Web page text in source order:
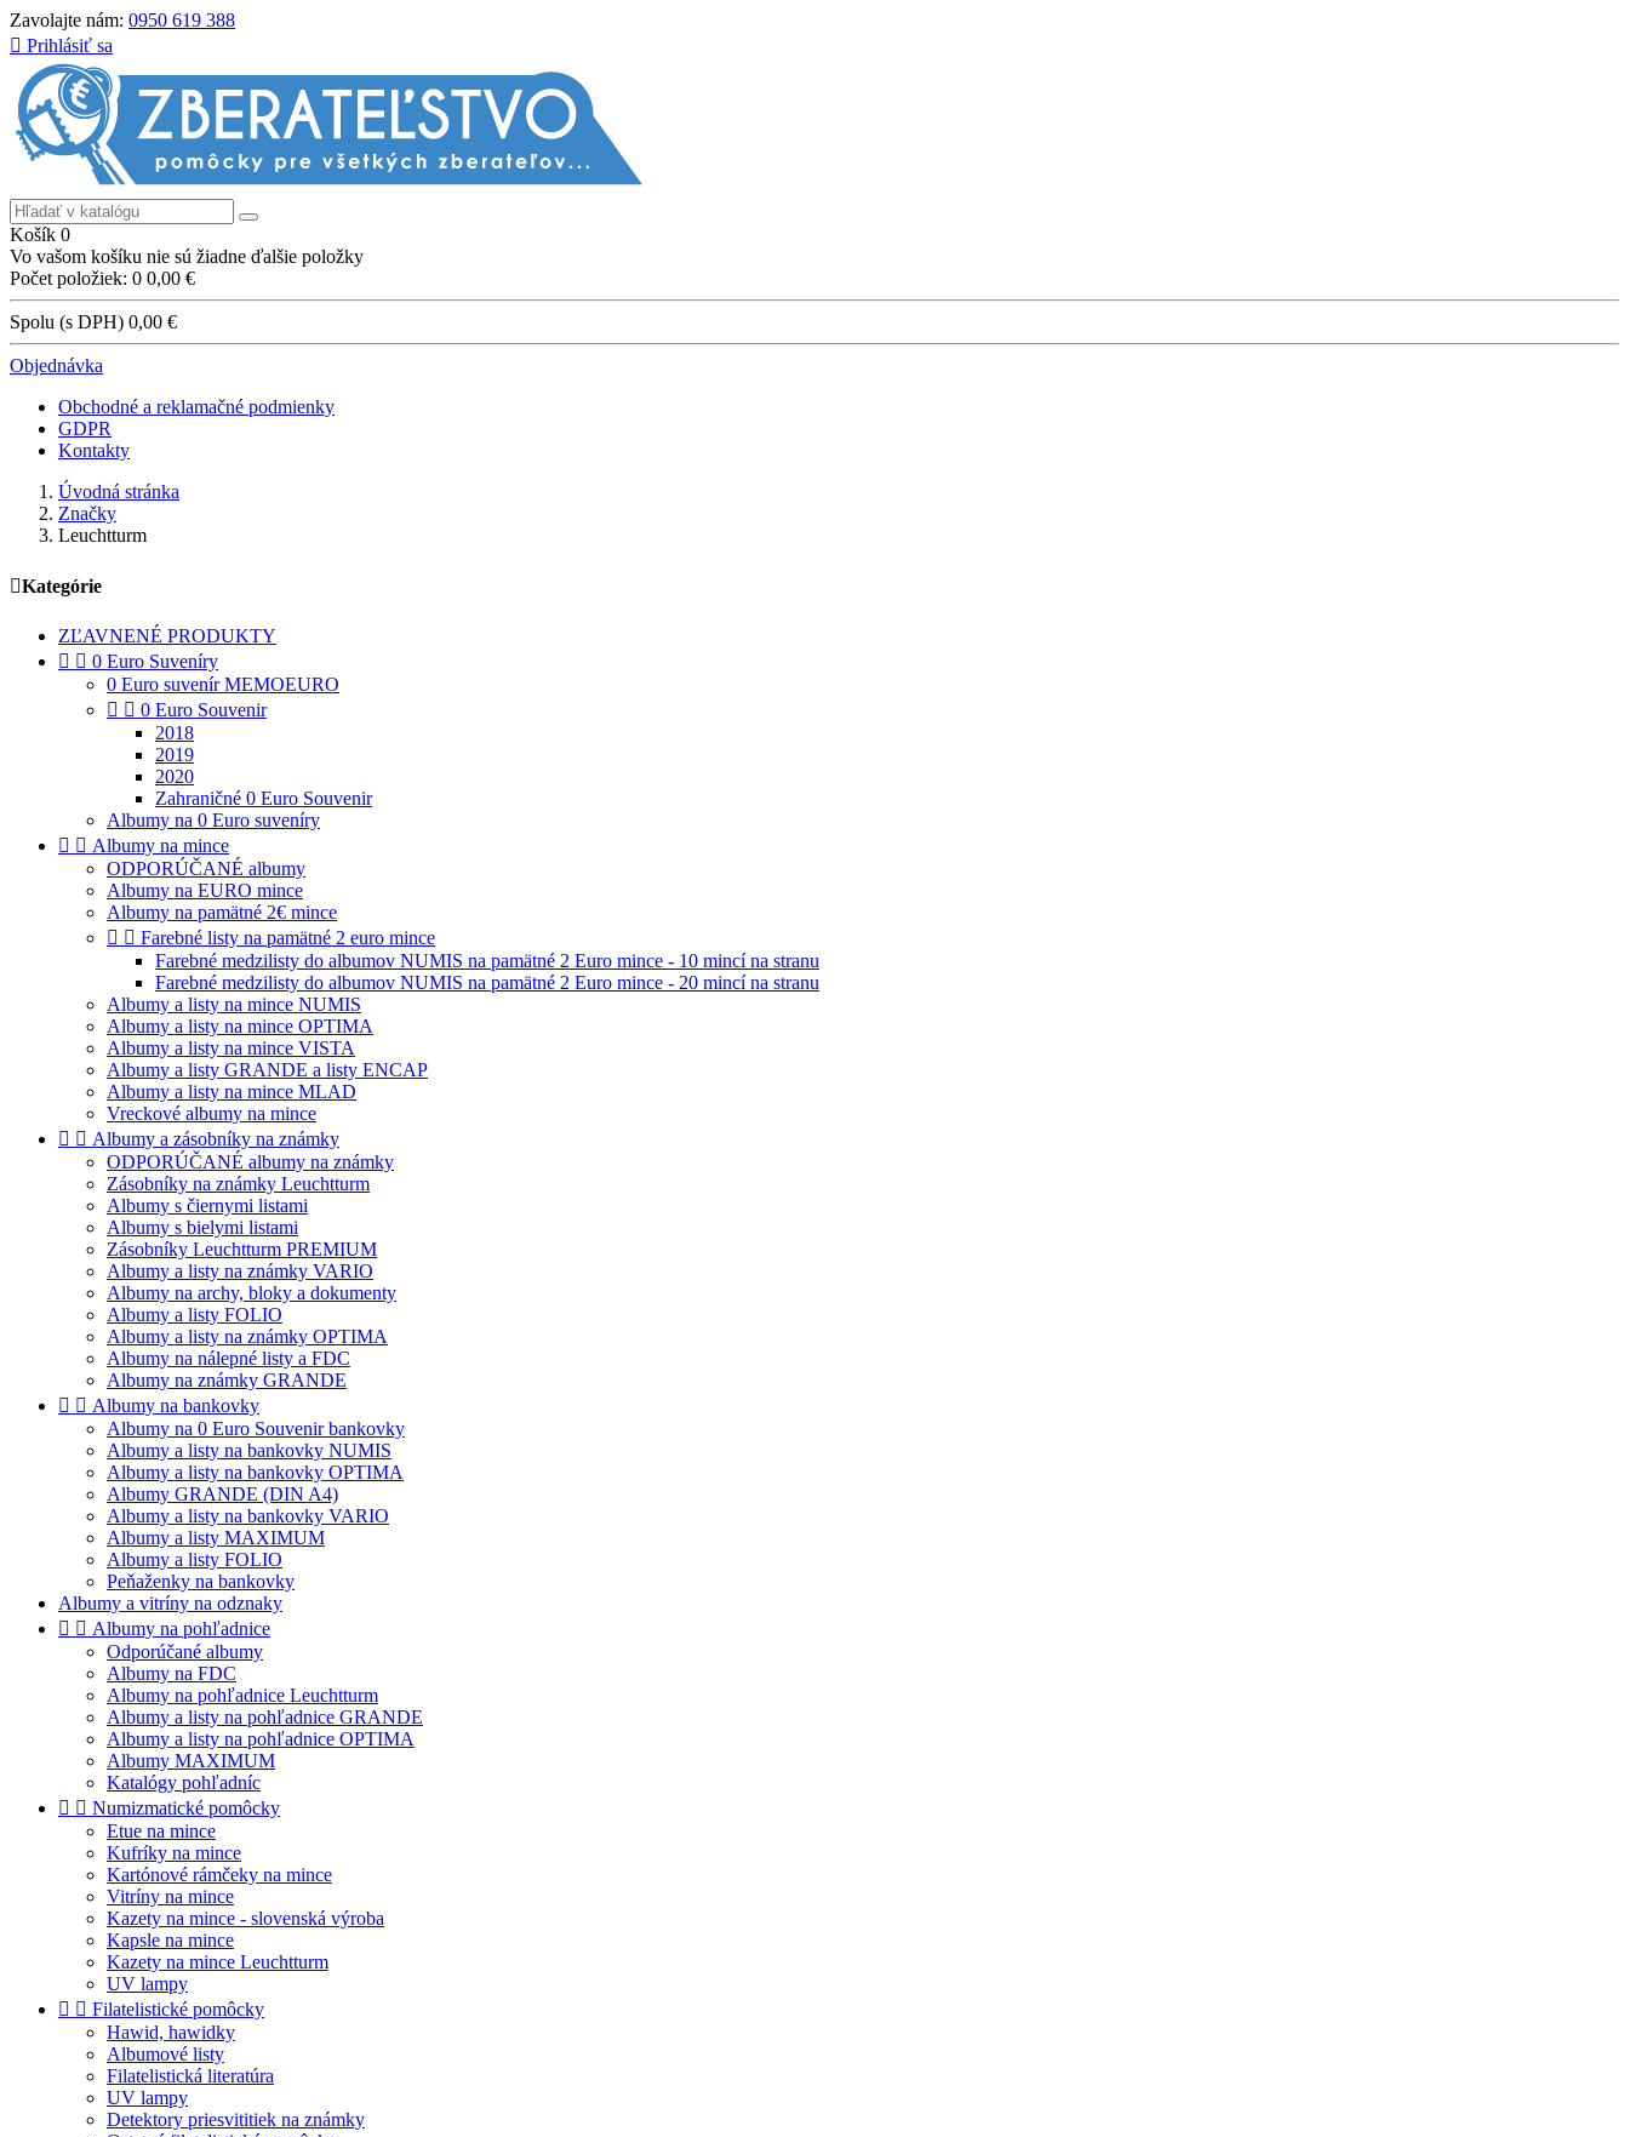
Zavolajte nám: 0950 619 388
 Prihlásiť sa
Košík 0
Vo vašom košíku nie sú žiadne ďalšie položky
Počet položiek: 0 0,00 €
Spolu (s DPH) 0,00 €
Objednávka
Obchodné a reklamačné podmienky
GDPR
Kontakty
Úvodná stránka
Značky
Leuchtturm
Kategórie
ZĽAVNENÉ PRODUKTY
  0 Euro Suveníry
0 Euro suvenír MEMOEURO
  0 Euro Souvenir
2018
2019
2020
Zahraničné 0 Euro Souvenir
Albumy na 0 Euro suveníry
  Albumy na mince
ODPORÚČANÉ albumy
Albumy na EURO mince
Albumy na pamätné 2€ mince
  Farebné listy na pamätné 2 euro mince
Farebné medzilisty do albumov NUMIS na pamätné 2 Euro mince - 10 mincí na stranu
Farebné medzilisty do albumov NUMIS na pamätné 2 Euro mince - 20 mincí na stranu
Albumy a listy na mince NUMIS
Albumy a listy na mince OPTIMA
Albumy a listy na mince VISTA
Albumy a listy GRANDE a listy ENCAP
Albumy a listy na mince MLAD
Vreckové albumy na mince
  Albumy a zásobníky na známky
ODPORÚČANÉ albumy na známky
Zásobníky na známky Leuchtturm
Albumy s čiernymi listami
Albumy s bielymi listami
Zásobníky Leuchtturm PREMIUM
Albumy a listy na známky VARIO
Albumy na archy, bloky a dokumenty
Albumy a listy FOLIO
Albumy a listy na známky OPTIMA
Albumy na nálepné listy a FDC
Albumy na známky GRANDE
  Albumy na bankovky
Albumy na 0 Euro Souvenir bankovky
Albumy a listy na bankovky NUMIS
Albumy a listy na bankovky OPTIMA
Albumy GRANDE (DIN A4)
Albumy a listy na bankovky VARIO
Albumy a listy MAXIMUM
Albumy a listy FOLIO
Peňaženky na bankovky
Albumy a vitríny na odznaky
  Albumy na pohľadnice
Odporúčané albumy
Albumy na FDC
Albumy na pohľadnice Leuchtturm
Albumy a listy na pohľadnice GRANDE
Albumy a listy na pohľadnice OPTIMA
Albumy MAXIMUM
Katalógy pohľadníc
  Numizmatické pomôcky
Etue na mince
Kufríky na mince
Kartónové rámčeky na mince
Vitríny na mince
Kazety na mince - slovenská výroba
Kapsle na mince
Kazety na mince Leuchtturm
UV lampy
  Filatelistické pomôcky
Hawid, hawidky
Albumové listy
Filatelistická literatúra
UV lampy
Detektory priesvititiek na známky